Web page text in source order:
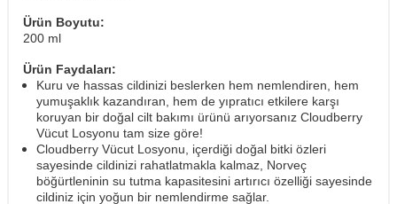
Ürün Boyutu:
200 ml
Ürün Faydaları:
Kuru ve hassas cildinizi beslerken hem nemlendiren, hem
yumuşaklık kazandıran, hem de yıpratıcı etkilere karşı
koruyan bir doğal cilt bakımı ürünü arıyorsanız Cloudberry
Vücut Losyonu tam size göre!
Cloudberry Vücut Losyonu, içerdiği doğal bitki özleri
sayesinde cildinizi rahatlatmakla kalmaz, Norveç
böğürtleninin su tutma kapasitesini artırıcı özelliği sayesinde
cildiniz için yoğun bir nemlendirme sağlar.